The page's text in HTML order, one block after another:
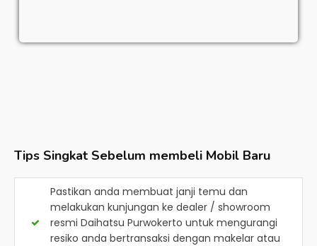
Tips Singkat Sebelum membeli Mobil Baru
Pastikan anda membuat janji temu dan
melakukan kunjungan ke dealer / showroom
resmi Daihatsu Purwokerto untuk mengurangi
resiko anda bertransaksi dengan makelar atau